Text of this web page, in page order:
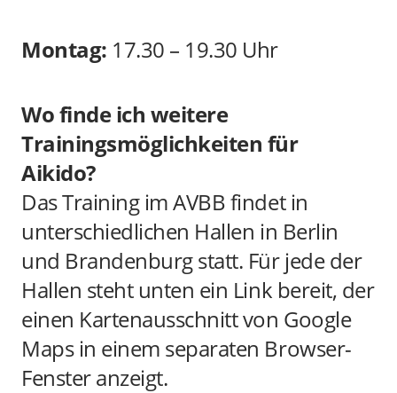
Montag: 17.30 – 19.30 Uhr
Wo finde ich weitere
Trainingsmöglichkeiten für
Aikido?
Das Training im AVBB findet in
unterschiedlichen Hallen in Berlin
und Brandenburg statt. Für jede der
Hallen steht unten ein Link bereit, der
einen Kartenausschnitt von Google
Maps in einem separaten Browser-
Fenster anzeigt.